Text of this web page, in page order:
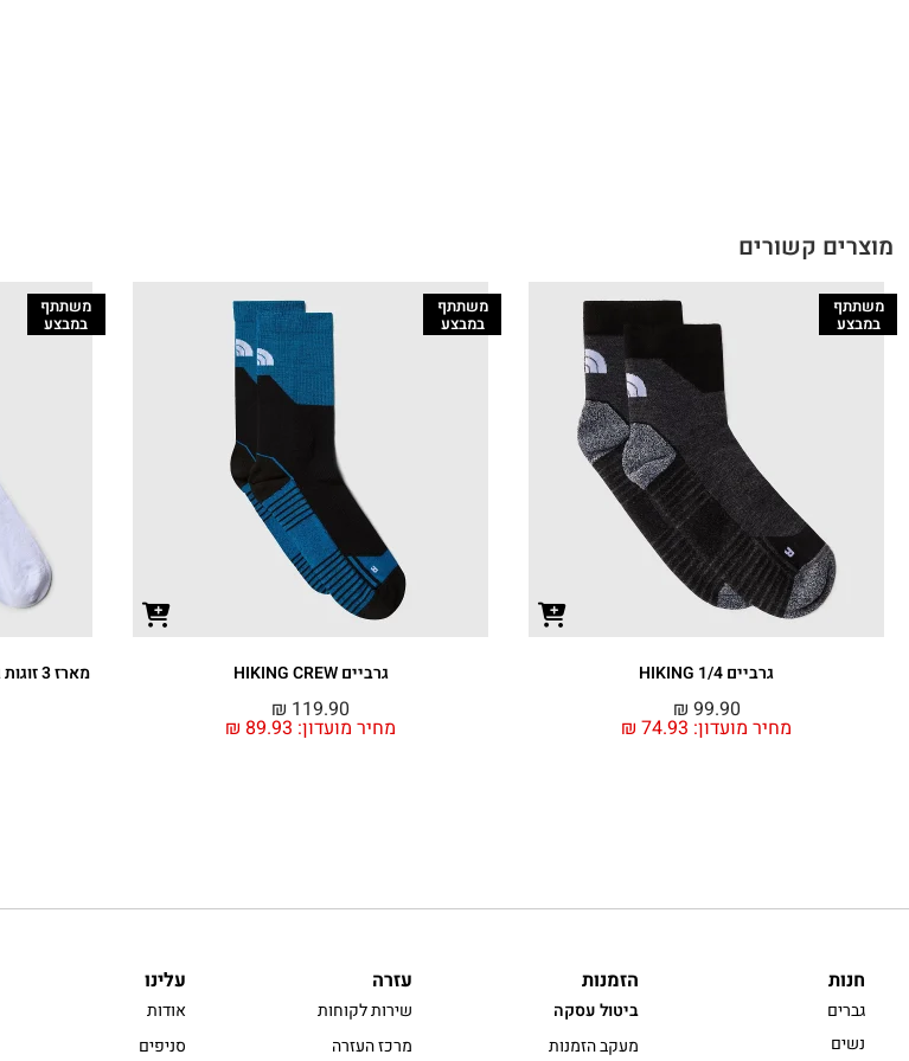
מוצרים קשורים
משתתף
במבצע
גרביים HIKING 1/4
מחיר מועדון: ₪ 74.93
₪ 99.90
משתתף
במבצע
גרביים HIKING CREW
מחיר מועדון: ₪ 89.93
₪ 119.90
משתתף
במבצע
מארז 3 זוגות גרביים MULTI SPORT CUSHION 1/4
חנות
גברים
נשים
הזמנות
ביטול עסקה
מעקב הזמנות
עזרה
שירות לקוחות
מרכז העזרה
עלינו
אודות
סניפים